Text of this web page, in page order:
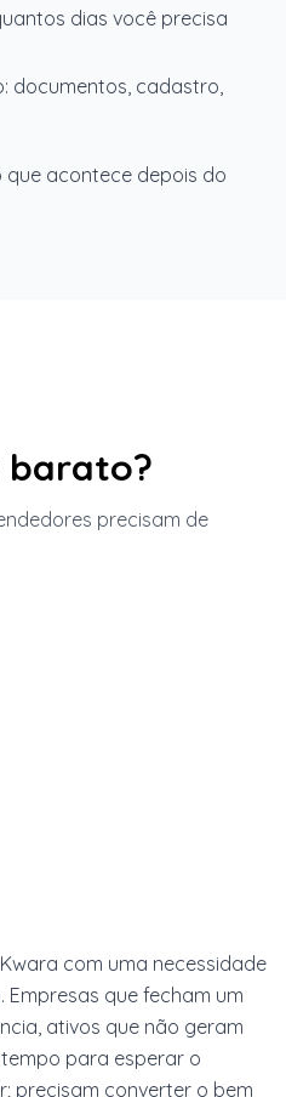
dias você precisa
documentos, cadastro,
que acontece depois do
barato?
precisam de
com uma necessidade
Empresas que fecham um
ativos que não geram
para esperar o
precisam converter o bem